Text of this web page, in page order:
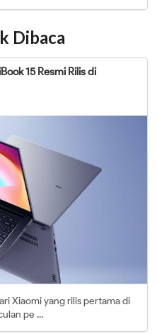
Dibaca
15 Resmi Rilis di
Xiaomi yang rilis pertama di
pe ...